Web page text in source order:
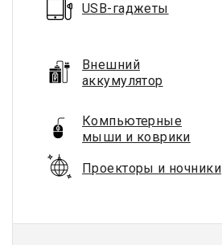
USB-гаджеты
Внешний
аккумулятор
Компьютерные
мыши и коврики
Проекторы и ночники